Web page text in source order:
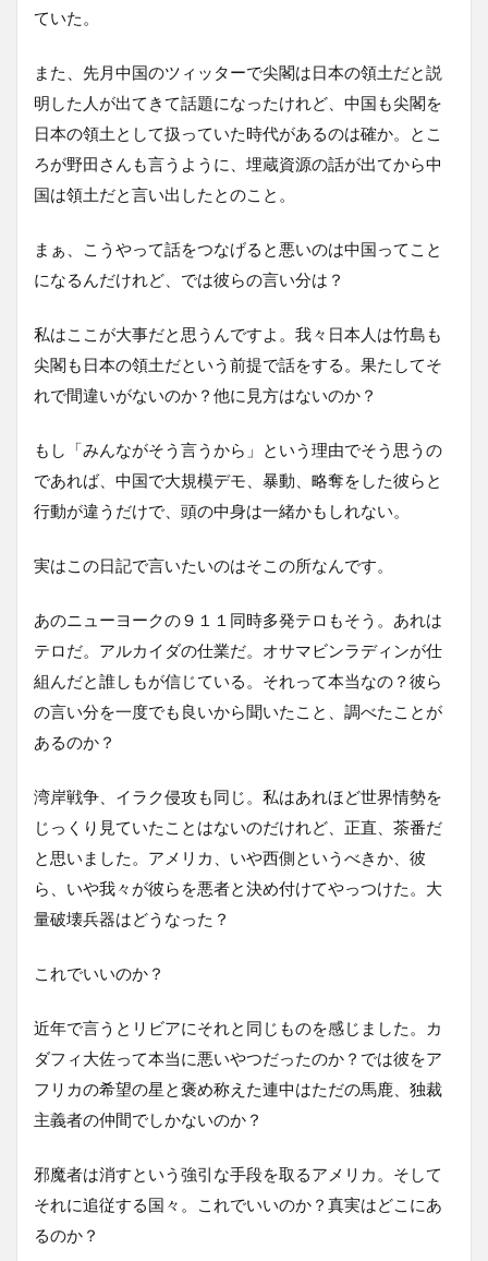
ていた。
また、先月中国のツィッターで尖閣は日本の領土だと説
明した人が出てきて話題になったけれど、中国も尖閣を
日本の領土として扱っていた時代があるのは確か。とこ
ろが野田さんも言うように、埋蔵資源の話が出てから中
国は領土だと言い出したとのこと。
まぁ、こうやって話をつなげると悪いのは中国ってこと
になるんだけれど、では彼らの言い分は？
私はここが大事だと思うんですよ。我々日本人は竹島も
尖閣も日本の領土だという前提で話をする。果たしてそ
れで間違いがないのか？他に見方はないのか？
もし「みんながそう言うから」という理由でそう思うの
であれば、中国で大規模デモ、暴動、略奪をした彼らと
行動が違うだけで、頭の中身は一緒かもしれない。
実はこの日記で言いたいのはそこの所なんです。
あのニューヨークの９１１同時多発テロもそう。あれは
テロだ。アルカイダの仕業だ。オサマビンラディンが仕
組んだと誰しもが信じている。それって本当なの？彼ら
の言い分を一度でも良いから聞いたこと、調べたことが
あるのか？
湾岸戦争、イラク侵攻も同じ。私はあれほど世界情勢を
じっくり見ていたことはないのだけれど、正直、茶番だ
と思いました。アメリカ、いや西側というべきか、彼
ら、いや我々が彼らを悪者と決め付けてやっつけた。大
量破壊兵器はどうなった？
これでいいのか？
近年で言うとリビアにそれと同じものを感じました。カ
ダフィ大佐って本当に悪いやつだったのか？では彼をア
フリカの希望の星と褒め称えた連中はただの馬鹿、独裁
主義者の仲間でしかないのか？
邪魔者は消すという強引な手段を取るアメリカ。そして
それに追従する国々。これでいいのか？真実はどこにあ
るのか？